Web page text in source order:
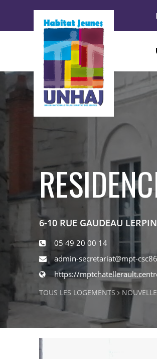
6-10 RUE GAUDEAU
05 49 20 00 14
admin-secretariat@mpt-
https://
TOUS LES LOGEMENTS